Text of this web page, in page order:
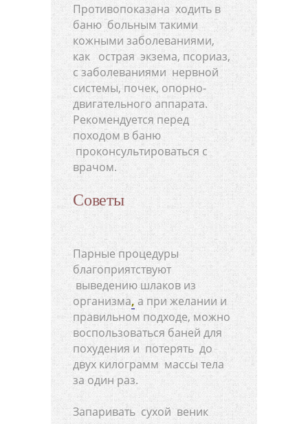
Противопоказана ходить в
баню больным такими
кожными заболеваниями,
как острая экзема, псориаз,
с заболеваниями нервной
системы, почек, опорно-
двигательного аппарата.
Рекомендуется перед
походом в баню
проконсультироваться с
врачом.
Советы
Парные процедуры
благоприятствуют
выведению шлаков из
организма, а при желании и
правильном подходе, можно
воспользоваться баней для
похудения и потерять до
двух килограмм массы тела
за один раз.
Запаривать сухой веник